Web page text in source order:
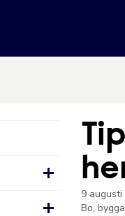
9 augusti
Bo,